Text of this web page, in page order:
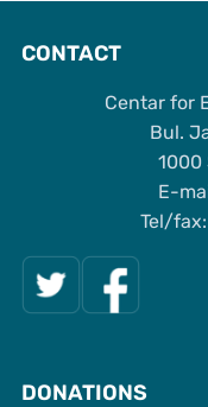
CONTACT
Centar for
Bul.
1000
Е-
Tel/
DONATIONS